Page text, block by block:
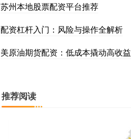
苏州本地股票配资平台推荐
配资杠杆入门：风险与操作全解析
美原油期货配资：低成本撬动高收益
推荐阅读